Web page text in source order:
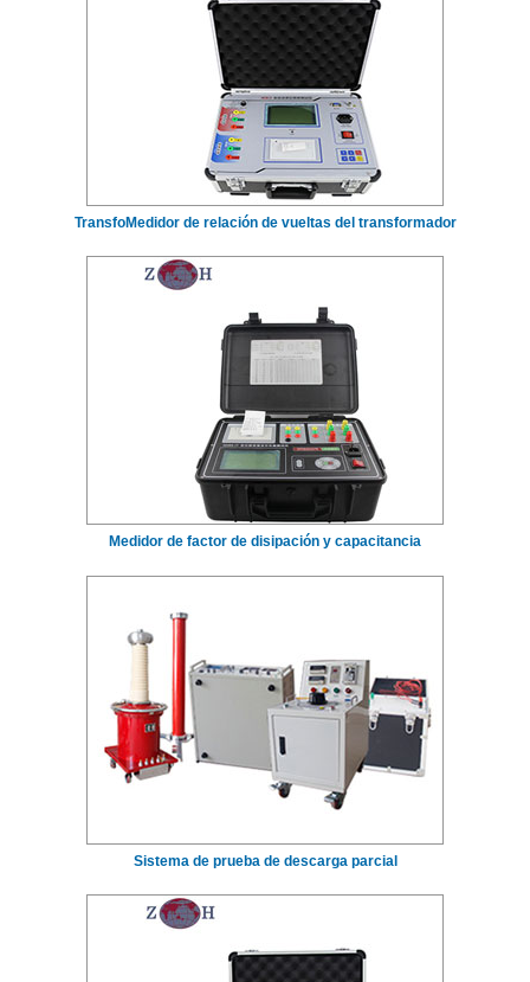
TransfoMedidor de relación de vueltas del transformador
Medidor de factor de disipación y capacitancia
Sistema de prueba de descarga parcial